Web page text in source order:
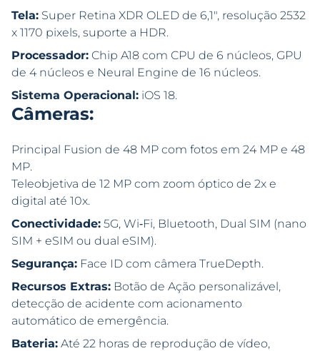
Tela: Super Retina XDR OLED de 6,1″, resolução 2532
x 1170 pixels, suporte a HDR.
Processador: Chip A18 com CPU de 6 núcleos, GPU
de 4 núcleos e Neural Engine de 16 núcleos.
Sistema Operacional: iOS 18.
Câmeras:
Principal Fusion de 48 MP com fotos em 24 MP e 48
MP.
Teleobjetiva de 12 MP com zoom óptico de 2x e
digital até 10x.
Conectividade: 5G, Wi‑Fi, Bluetooth, Dual SIM (nano
SIM + eSIM ou dual eSIM).
Segurança: Face ID com câmera TrueDepth.
Recursos Extras: Botão de Ação personalizável,
detecção de acidente com acionamento
automático de emergência.
Bateria: Até 22 horas de reprodução de vídeo,